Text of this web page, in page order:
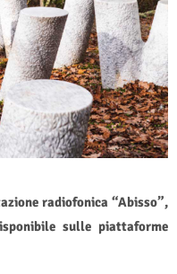
radiofonica “Abisso”,
sulle piattaforme